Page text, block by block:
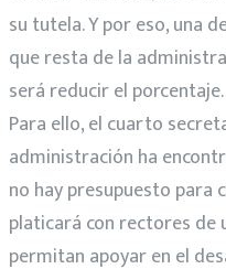
su tutela. Y por eso, una
que resta de la
será reducir el porcentaje.
Para ello, el cuarto
administración ha
no hay presupuesto para
platicará con rectores de
permitan apoyar en el